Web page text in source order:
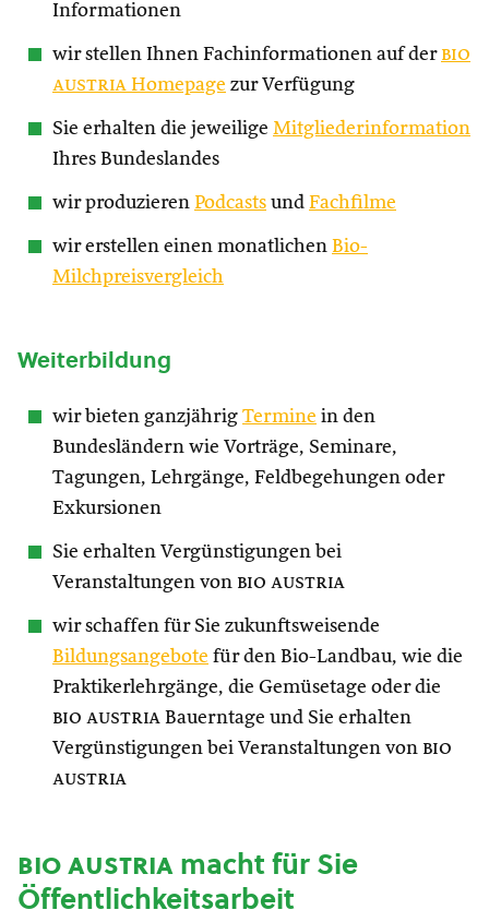
Informationen
wir stellen Ihnen Fachinformationen auf der bio
austria Homepage zur Verfügung
Sie erhalten die jeweilige Mitgliederinformation
Ihres Bundeslandes
wir produzieren Podcasts und Fachfilme
wir erstellen einen monatlichen Bio-
Milchpreisvergleich
Weiterbildung
wir bieten ganzjährig Termine in den
Bundesländern wie Vorträge, Seminare,
Tagungen, Lehrgänge, Feldbegehungen oder
Exkursionen
Sie erhalten Vergünstigungen bei
Veranstaltungen von bio austria
wir schaffen für Sie zukunftsweisende
Bildungsangebote für den Bio-Landbau, wie die
Praktikerlehrgänge, die Gemüsetage oder die
bio austria Bauerntage und Sie erhalten
Vergünstigungen bei Veranstaltungen von bio
austria
bio austriamacht für Sie
Öffentlichkeitsarbeit